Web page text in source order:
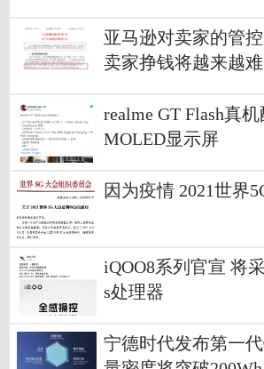
亚马逊对卖家的管
卖家挣钱将越来越难
realme GT Flash真
MOLED显示屏
因为疫情 2021世界
iQOO8系列官宣 将
s处理器
宁德时代发布第一